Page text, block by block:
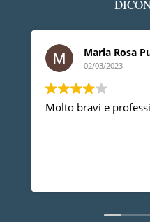
Maria Rosa
02/03/2023
Molto bravi e